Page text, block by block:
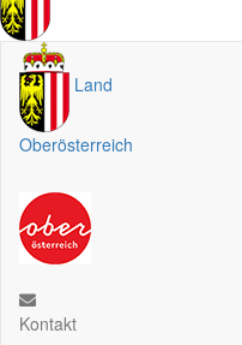
Land
Oberösterreich
Kontakt